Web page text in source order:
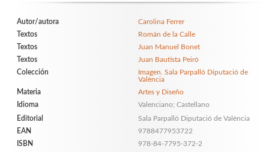
Autor/autora
Carolina Ferrer
Textos
Román de la Calle
Textos
Juan Manuel Bonet
Textos
Juan Bautista Peiró
Colección
Imagen. Sala Parpalló Diputació de
València
Materia
Artes y Diseño
Idioma
Valenciano; Castellano
Editorial
Sala Parpalló Diputació de València
EAN
9788477953722
ISBN
978-84-7795-372-2